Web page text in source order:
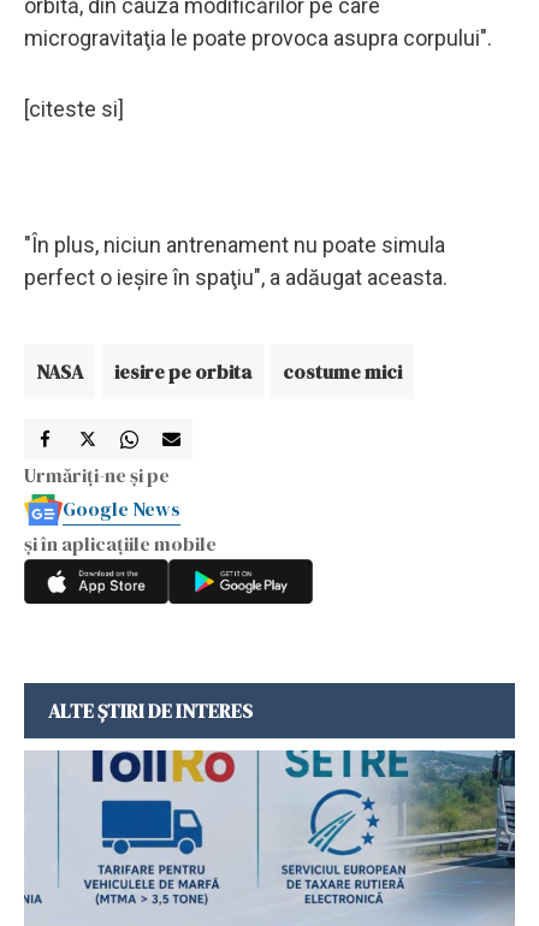
microgravitaţia le poate provoca asupra corpului".
[citeste si]
"În plus, niciun antrenament nu poate simula
perfect o ieşire în spaţiu", a adăugat aceasta.
NASA iesire pe orbita costume mici
Urmăriți-ne și pe
Google News
și în aplicațiile mobile
ALTE ȘTIRI DE INTERES